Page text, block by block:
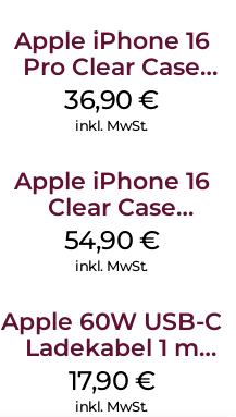
Apple iPhone 16
Pro Clear Case
MagSafe
Transparent
36,90€
inkl. MwSt.
Apple iPhone 16
Clear Case
MagSafe
Transparent
54,90 €
inkl. MwSt.
Apple 60W USB-C
Ladekabel 1 m
Weiß
17,90 €
inkl. MwSt.